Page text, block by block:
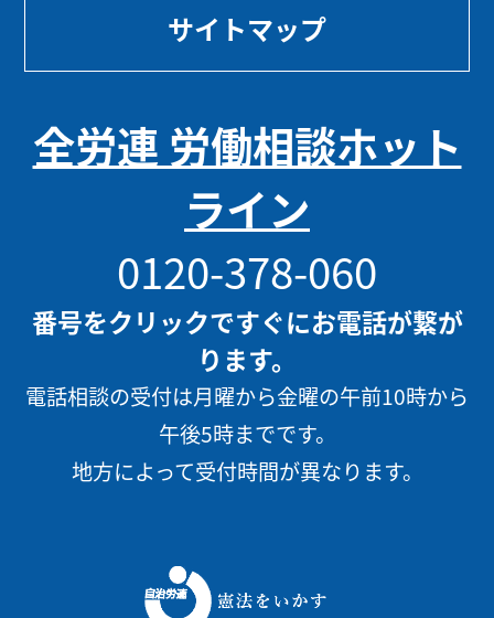
サイトマップ
全労連 労働相談ホット
ライン
0120-378-060
番号をクリックですぐにお電話が繋が
ります。
電話相談の受付は月曜から金曜の午前10時から
午後5時までです。
地方によって受付時間が異なります。